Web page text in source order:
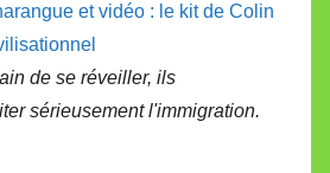
et vidéo : le kit de Colin
de se réveiller, ils
sérieusement l'immigration.